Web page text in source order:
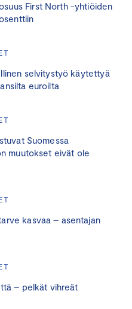
First North -yhtiöiden
selvitystyö käytettyä
euroilta
Suomessa
muutokset eivät ole
kasvaa – asentajan
– pelkät vihreät